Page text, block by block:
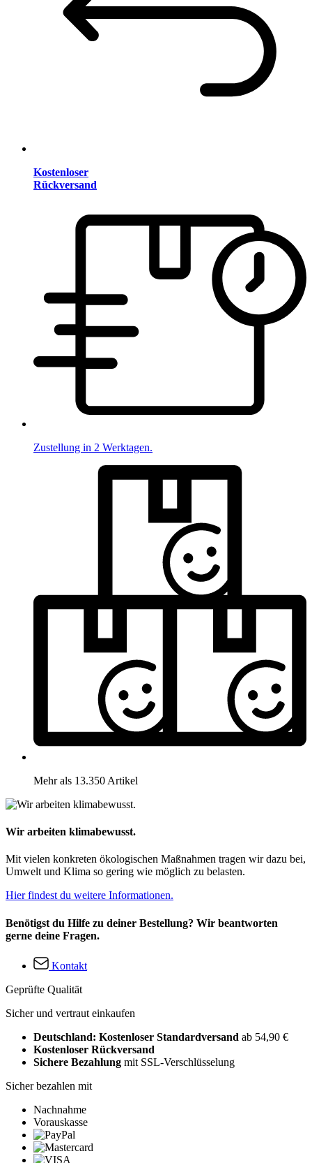
Kostenloser
Rückversand
Zustellung in 2 Werktagen.
Mehr als 13.350 Artikel
Wir arbeiten klimabewusst.
Mit vielen konkreten ökologischen Maßnahmen tragen wir dazu bei,
Umwelt und Klima so gering wie möglich zu belasten.
Hier findest du weitere Informationen.
Benötigst du Hilfe zu deiner Bestellung? Wir beantworten
gerne deine Fragen.
Kontakt
Geprüfte Qualität
Sicher und vertraut einkaufen
Deutschland: Kostenloser Standardversand ab 54,90 €
Kostenloser Rückversand
Sichere Bezahlung mit SSL-Verschlüsselung
Sicher bezahlen mit
Nachnahme
Vorauskasse